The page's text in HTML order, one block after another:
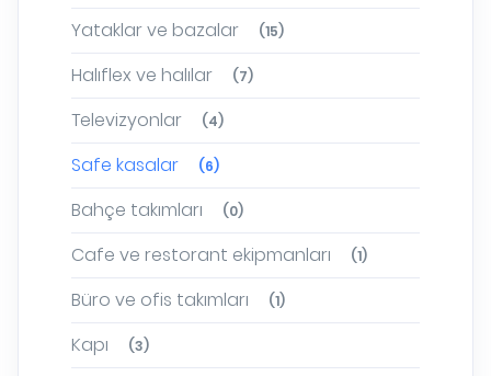
Yataklar ve bazalar (15)
Halıflex ve halılar (7)
Televizyonlar (4)
Safe kasalar (6)
Bahçe takımları (0)
Cafe ve restorant ekipmanları (1)
Büro ve ofis takımları (1)
Kapı (3)